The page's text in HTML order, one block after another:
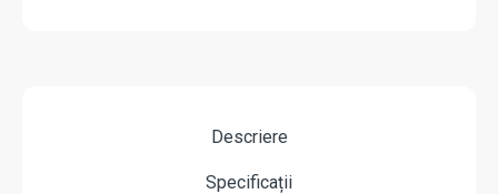
Descriere
Specificații